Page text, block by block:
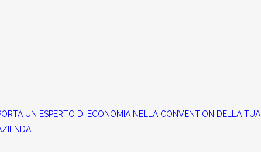
UN ESPERTO DI ECONOMIA NELLA CONVENTION DELLA TUA